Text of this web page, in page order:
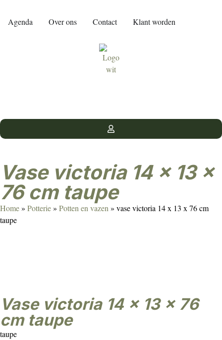
Agenda Over ons Contact Klant worden
vase victoria 14 x 13 x
76 cm taupe
Home» Potterie» Potten en vazen » vase victoria 14 x 13 x 76 cm
taupe
vase victoria 14 x 13 x 76
cm taupe
taupe